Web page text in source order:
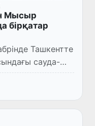
Мысыр
бірқатар
Ташкентте
сауда-
бірқатар